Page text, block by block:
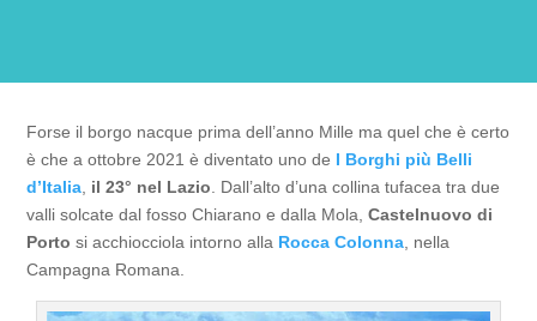
Forse il borgo nacque prima dell’anno Mille ma quel che è certo
è che a ottobre 2021 è diventato uno de I Borghi più Belli
d’Italia il 23° nel Lazio . Dall’alto d’una collina tufacea tra due
valli solcate dal fosso Chiarano e dalla Mola,Castelnuovo di
Porto si acchiocciola intorno alla Rocca Colonna , nella
Campagna Romana.